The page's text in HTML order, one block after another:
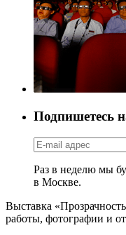
Подпишетесь
Раз в неделю мы
в Москве.
Выставка
работы, фотографии и